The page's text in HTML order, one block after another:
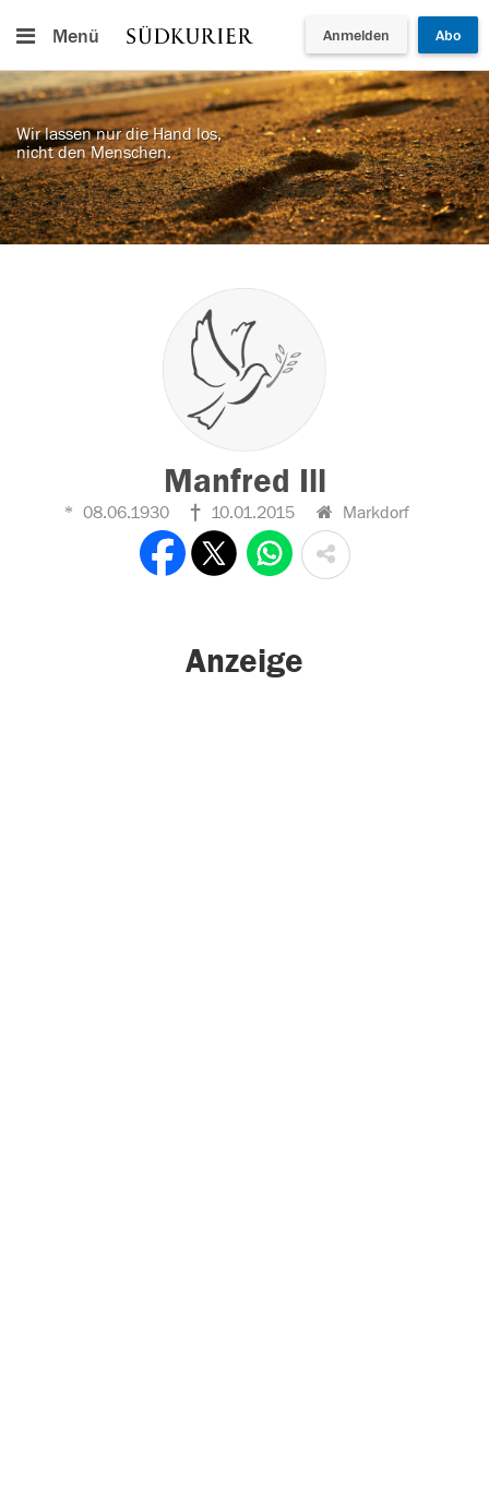
Menü Anmelden Abo
Wir lassen nur die Hand los,
nicht den Menschen.
Manfred Ill
08.06.1930 10.01.2015 Markdorf
Anzeige